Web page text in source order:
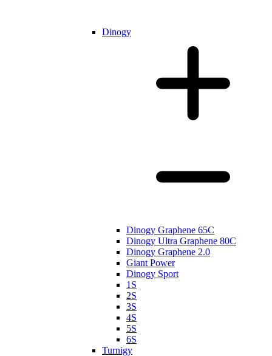
Dinogy
Dinogy Graphene 65C
Dinogy Ultra Graphene 80C
Dinogy Graphene 2.0
Giant Power
Dinogy Sport
1S
2S
3S
4S
5S
6S
Turnigy